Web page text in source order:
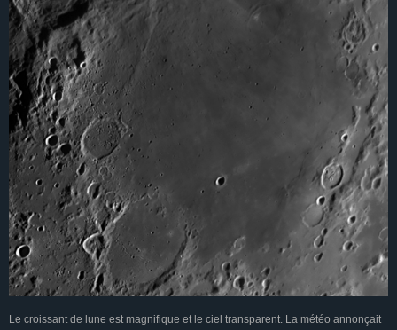
Le croissant de lune est magnifique et le ciel transparent. La météo annonçait